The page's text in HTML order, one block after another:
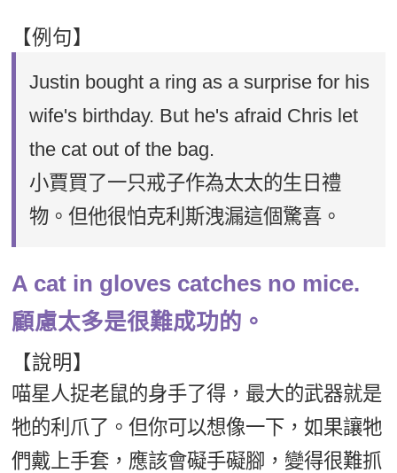
【例句】
Justin bought a ring as a surprise for his
wife's birthday. But he's afraid Chris let
the cat out of the bag.
小賈買了一只戒子作為太太的生日禮
物。但他很怕克利斯洩漏這個驚喜。
A cat in gloves catches no mice.
顧慮太多是很難成功的。
【說明】
喵星人捉老鼠的身手了得，最大的武器就是
牠的利爪了。但你可以想像一下，如果讓牠
們戴上手套，應該會礙手礙腳，變得很難抓